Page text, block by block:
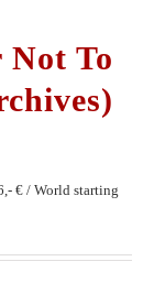
To
€ / World starting